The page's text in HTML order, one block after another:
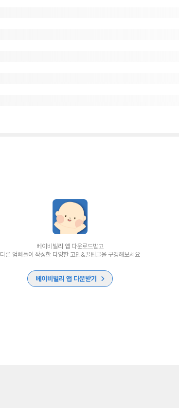
베이비빌리 앱 다운로드받고
다른 엄빠들이 작성한 다양한 고민&꿀팁글을 구경해보세요
베이비빌리 앱 다운받기